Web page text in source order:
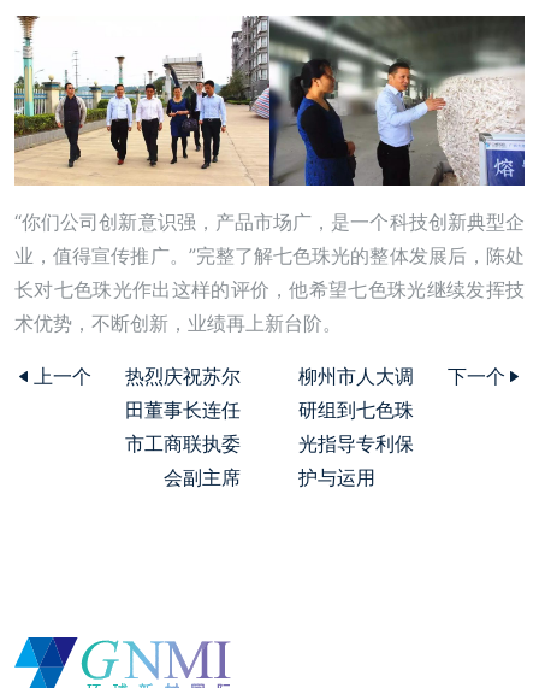
“你们公司创新意识强，产品市场广，是一个科技创新典型企
业，值得宣传推广。”完整了解七色珠光的整体发展后，陈处
长对七色珠光作出这样的评价，他希望七色珠光继续发挥技
术优势，不断创新，业绩再上新台阶。
上一个
热烈庆祝苏尔
田董事长连任
市工商联执委
会副主席
柳州市人大调
研组到七色珠
光指导专利保
护与运用
下一个